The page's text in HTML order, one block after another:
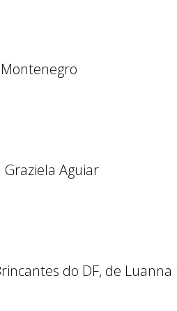
Aguiar
do DF, de Luanna